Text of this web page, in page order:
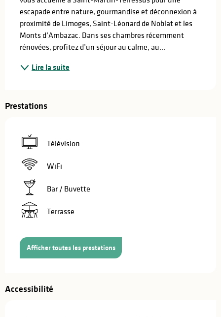
escapade entre nature, gourmandise et déconnexion à
proximité de Limoges, Saint-Léonard de Noblat et les
Monts d’Ambazac. Dans ses chambres récemment
rénovées, profitez d’un séjour au calme, au...
Lire la suite
Prestations
Télévision
WiFi
Bar / Buvette
Terrasse
Afficher toutes les prestations
Accessibilité